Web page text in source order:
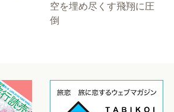
空を埋め尽くす飛翔に圧
倒